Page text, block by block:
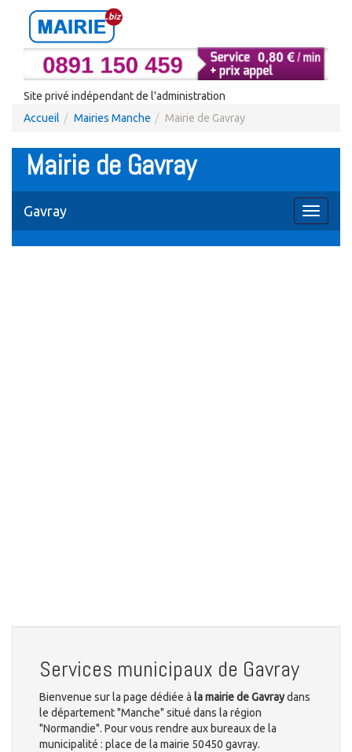
Site privé indépendant de l'administration
Accueil
Mairies Manche Mairie de Gavray
Mairie de Gavray
Toggle
Gavray
Services municipaux de Gavray
Bienvenue sur la page dédiée à la mairie de Gavraydans
le département "Manche" situé dans la région
"Normandie". Pour vous rendre aux bureaux de la
municipalité : place de la mairie 50450 gavray.